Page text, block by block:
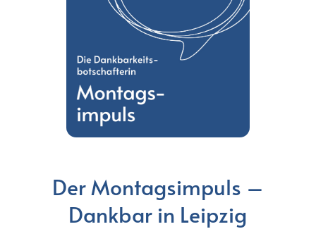
Der Montagsimpuls –
Dankbar in Leipzig